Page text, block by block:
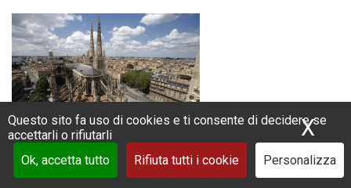
Questo sito fa uso di cookies e ti consente di decidere se
accettarli o rifiutarli
Ok, accetta tutto
Rifiuta tutti i cookie Personalizza
X
Bordeaux